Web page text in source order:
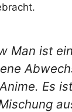
Man ist
Es